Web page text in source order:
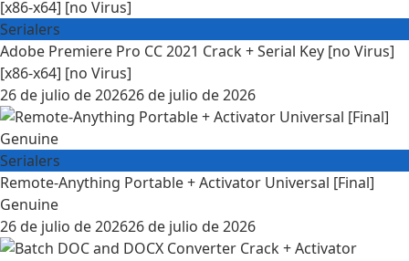
Serialers
Adobe Premiere Pro CC 2021 Crack + Serial Key [no Virus]
[x86-x64] [no Virus]
Posted
on
26 de julio de 202626 de julio de 2026
Serialers
Remote-Anything Portable + Activator Universal [Final]
Genuine
Posted
on
26 de julio de 202626 de julio de 2026